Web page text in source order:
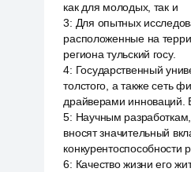
как для молодых, так и
3: Для опытных
расположенные на
региона тульский госу.
4: Государственный
толстого, а также сеть
драйверами инноваций.
5: Научным
вносят значительный
конкурентоспособности
6: Качество жизни его